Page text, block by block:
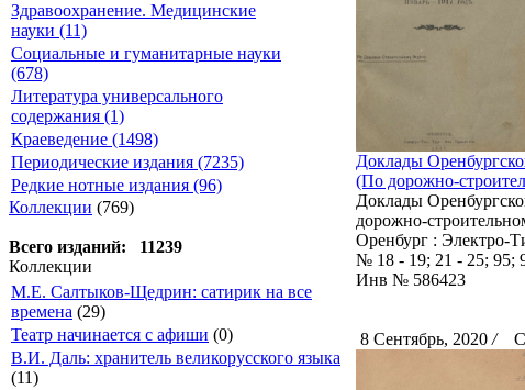
Здравоохранение. Медицинские
науки (11)
Социальные и гуманитарные науки
(678)
Литература универсального
содержания (1)
Краеведение (1498)
Периодические издания (7235)
Редкие нотные издания (96)
Коллекции (769)
Всего изданий: 11239
Коллекции
М.Е. Салтыков-Щедрин: сатирик на все
времена (29)
Театр начинается с афиши (0)
В.И. Даль: хранитель великорусского языка
(11)
Доклады
(По дорожно-
Доклады
дорожно-
Оренбург : Электро-
№ 18 - 19; 21 - 25; 95;
Инв № 586423
8 Сентябрь, 2020 /